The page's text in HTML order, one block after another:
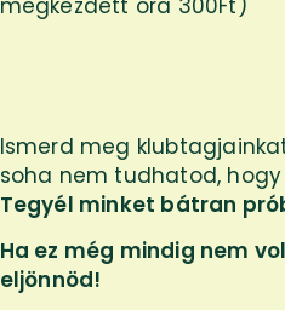
megkezdett óra 300Ft)
Ismerd meg
soha nem tudhatod,
Tegyél minket bátran
Ha ez még mindig nem
eljönnöd!